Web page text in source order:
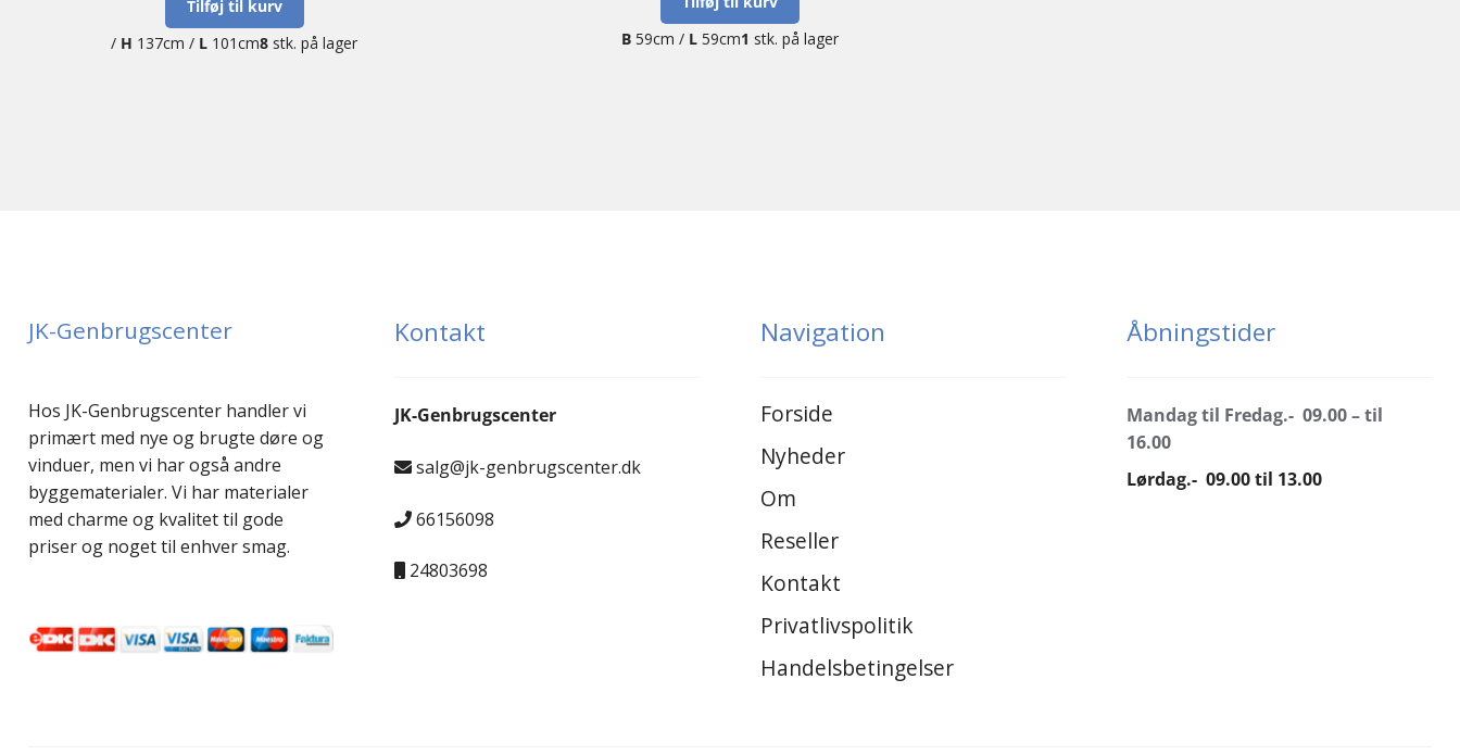
Tilføj til kurv
/ H 137cm / L 101cm8 stk. på lager
B59cm / L59cm1 stk. på lager
JK-Genbrugscenter
Hos JK-Genbrugscenter handler vi
primært med nye og brugte døre og
vinduer, men vi har også andre
byggematerialer. Vi har materialer
med charme og kvalitet til gode
priser og noget til enhver smag.
Kontakt
JK-Genbrugscenter
salg@jk-genbrugscenter.dk
66156098
24803698
Navigation
Forside
Nyheder
Om
Reseller
Kontakt
Privatlivspolitik
Handelsbetingelser
Åbningstider
Mandag til Fredag.- 09.00 – til
16.00
Lørdag.- 09.00 til 13.00